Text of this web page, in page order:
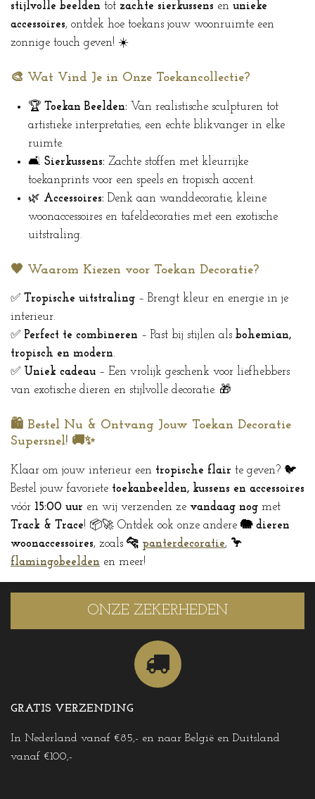
stijlvolle beelden tot zachte sierkussens en unieke
accessoires, ontdek hoe toekans jouw woonruimte een
zonnige touch geven! ☀️
🎨 Wat Vind Je in Onze Toekancollectie?
🏆 Toekan Beelden: Van realistische sculpturen tot
artistieke interpretaties, een echte blikvanger in elke
ruimte.
🛋️ Sierkussens: Zachte stoffen met kleurrijke
toekanprints voor een speels en tropisch accent.
🌿 Accessoires: Denk aan wanddecoratie, kleine
woonaccessoires en tafeldecoraties met een exotische
uitstraling.
🖤 Waarom Kiezen voor Toekan Decoratie?
✅ Tropische uitstraling – Brengt kleur en energie in je
interieur.
✅ Perfect te combineren – Past bij stijlen als bohemian,
tropisch en modern.
✅ Uniek cadeau – Een vrolijk geschenk voor liefhebbers
van exotische dieren en stijlvolle decoratie. 🎁
🛍️ Bestel Nu & Ontvang Jouw Toekan Decoratie
Supersnel! 🚚✨
Klaar om jouw interieur een tropische flair te geven? 🐦
Bestel jouw favoriete toekanbeelden, kussens en accessoires
vóór 15:00 uur en wij verzenden ze vandaag nog met
Track & Trace! 📦🚀 Ontdek ook onze andere 🐘 dieren
woonaccessoires, zoals 🐆 panterdecoratie, 🦩
flamingobeelden en meer!
ONZE ZEKERHEDEN
GRATIS VERZENDING
In Nederland vanaf €85,- en naar België en Duitsland
vanaf €100,-